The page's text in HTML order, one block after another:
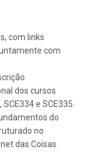
com links
com
dos cursos
SCE334 e SCE335.
do
no
das Coisas.